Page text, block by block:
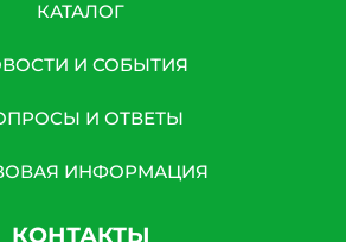
КАТАЛОГ
И СОБЫТИЯ
И ОТВЕТЫ
ИНФОРМАЦИЯ
КОНТАКТЫ